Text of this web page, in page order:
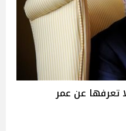
تعرفها عن عمر